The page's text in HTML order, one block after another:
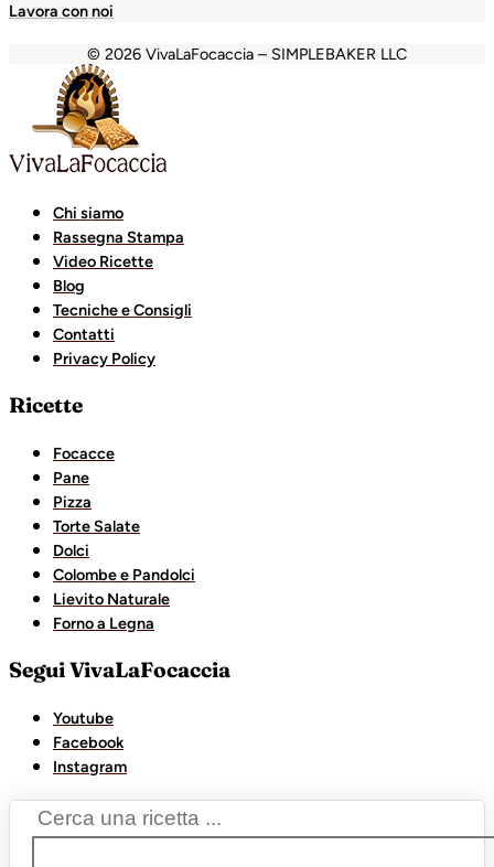
Lavora con noi
© 2026 VivaLaFocaccia – SIMPLEBAKER LLC
Casinolevant
Chi siamo
Rassegna Stampa
Video Ricette
Blog
Tecniche e Consigli
Contatti
Privacy Policy
Ricette
Focacce
Pane
Pizza
Torte Salate
Dolci
Colombe e Pandolci
Lievito Naturale
Forno a Legna
Segui VivaLaFocaccia
Youtube
Facebook
Instagram
Search
...